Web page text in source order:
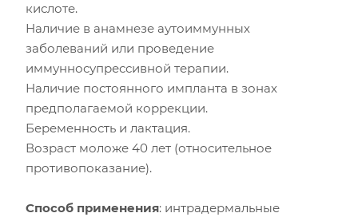
кислоте.
Наличие в анамнезе аутоиммунных
заболеваний или проведение
иммунносупрессивной терапии.
Наличие постоянного импланта в зонах
предполагаемой коррекции.
Беременность и лактация.
Возраст моложе 40 лет (относительное
противопоказание).
Способ применения: интрадермальные